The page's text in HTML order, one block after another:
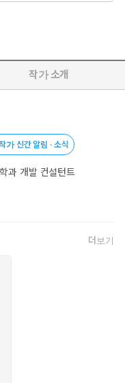
게 하면 더 효율적으로
탄한 심리학 연구로 입
만나게 되면서 그중 일
있게 될 것이다. 이 책
보자.
언제든 가능할 때 이 책
의 한 신경과학자
작가 소개
가 신간 알림 · 소식
과 개발 컨설턴트
더보기